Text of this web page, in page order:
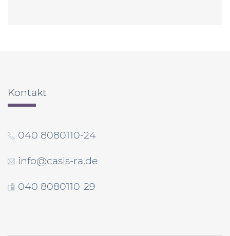
Kontakt
040 8080110-24
info@casis-ra.de
040 8080110-29